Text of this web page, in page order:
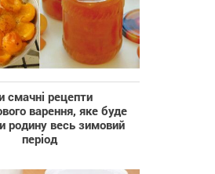
смачні рецепти
варення, яке буде
родину весь зимовий
період